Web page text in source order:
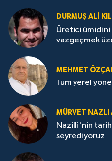
DURMUŞ ALI
Üretici
vazgeçmek
MEHMET
Tüm yerel
MÜRVET NAZLI
Nazilli'nin
seyrediyoruz